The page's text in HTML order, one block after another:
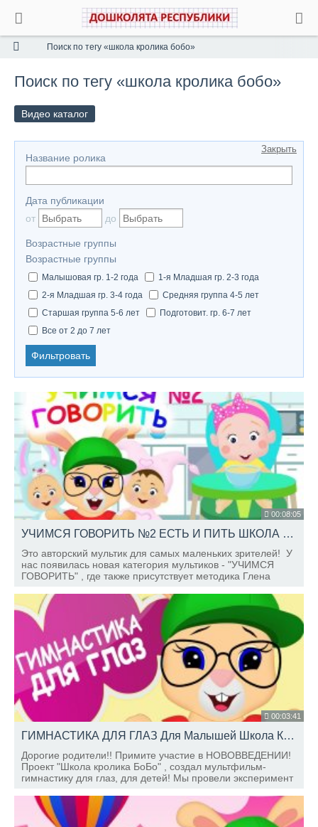
Поиск по тегу «школа кролика бобо»
Поиск по тегу «школа кролика бобо»
Видео каталог
Закрыть
Название ролика
Дата публикации
от
до
Возрастные группы
Возрастные группы
Малышовая гр. 1-2 года
1-я Младшая гр. 2-3 года
2-я Младшая гр. 3-4 года
Средняя группа 4-5 лет
Старшая группа 5-6 лет
Подготовит. гр. 6-7 лет
Все от 2 до 7 лет
Фильтровать
00:08:05
УЧИМСЯ ГОВОРИТЬ №2 ЕСТЬ И ПИТЬ ШКОЛА КРОЛИКА БОБО КАРТОЧКИ ДОМАНА
Это авторский мультик для самых маленьких зрителей! У
нас появилась новая категория мультиков - "УЧИМСЯ
ГОВОРИТЬ" , где также присутствует методика Глена
развития детей!
00:03:41
ГИМНАСТИКА ДЛЯ ГЛАЗ Для Малышей Школа Кролика Бобо
Дорогие родители!! Примите участие в НОВОВВЕДЕНИИ!
Проект "Школа кролика БоБо" , создал мультфильм-
гимнастику для глаз, для детей! Мы провели эксперимент
понравилось, хотим узнать и ваше мнение тоже!!!